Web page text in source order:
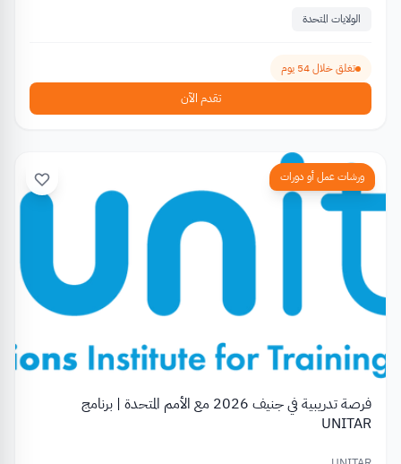
الولايات المتحدة
تغلق خلال 54 يوم
تقدم الآن
ورشات عمل أو دورات
فرصة تدريبية في جنيف 2026 مع الأمم المتحدة | برنامج
UNITAR